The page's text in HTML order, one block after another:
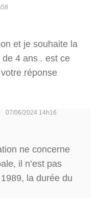
et je souhaite la
4 ans . est ce
réponse
07/06/2024 14h16
ne concerne
il n’est pas
la durée du